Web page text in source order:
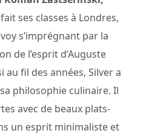
ses classes à Londres,
s’imprégnant par la
de l’esprit d’Auguste
au fil des années, Silver a
philosophie culinaire. Il
avec de beaux plats-
un esprit minimaliste et